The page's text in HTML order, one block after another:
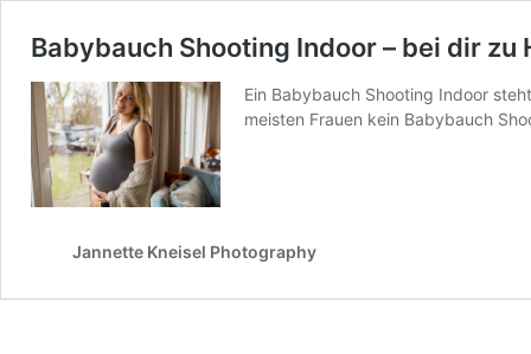
Babybauch Shooting Indoor – bei dir zu
Ein Babybauch Shooting Indoor
meisten Frauen kein Babybauch
Jannette Kneisel Photography